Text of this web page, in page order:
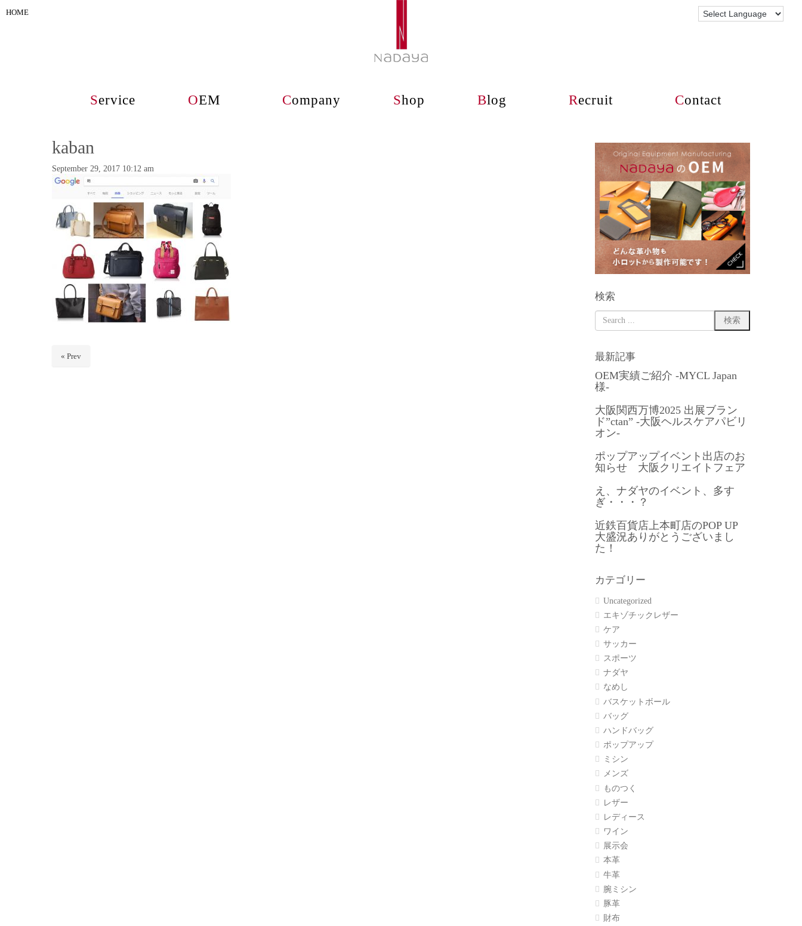
HOME
Service OEM Company Shop Blog Recruit Contact
kaban
September 29, 2017 10:12 am
« Prev
検索
最新記事
OEM実績ご紹介 -MYCL Japan
様-
大阪関西万博2025 出展ブラン
ド”ctan” -大阪ヘルスケアパビリ
オン-
ポップアップイベント出店のお
知らせ 大阪クリエイトフェア
え、ナダヤのイベント、多す
ぎ・・・？
近鉄百貨店上本町店のPOP UP
大盛況ありがとうございまし
た！
カテゴリー
Uncategorized
エキゾチックレザー
ケア
サッカー
スポーツ
ナダヤ
なめし
バスケットボール
バッグ
ハンドバッグ
ポップアップ
ミシン
メンズ
ものつく
レザー
レディース
ワイン
展示会
本革
牛革
腕ミシン
豚革
財布